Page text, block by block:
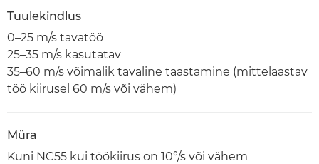
Tuulekindlus
0–25 m/s tavatöö
25–35 m/s kasutatav
35–60 m/s võimalik tavaline taastamine (mittelaastav
töö kiirusel 60 m/s või vähem)
Müra
Kuni NC55 kui töökiirus on 10°/s või vähem